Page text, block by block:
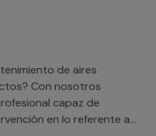
de aires
Con nosotros
capaz de
en lo referente a